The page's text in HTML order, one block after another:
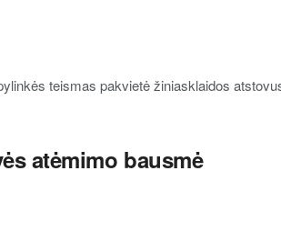
teismas pakvietė žiniasklaidos
atėmimo bausmė